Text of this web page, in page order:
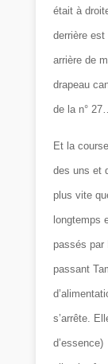
était à
derrière est
arrière de
drapeau
de la n°
Et la
des uns et
plus vite
longtemps
passés par
passant
s’arrête.